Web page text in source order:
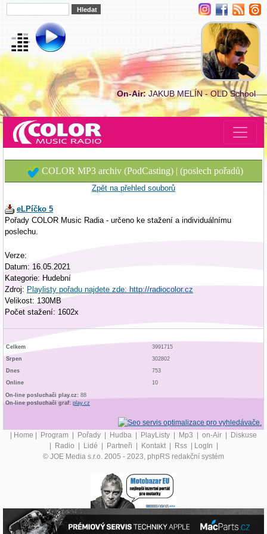
On-Air:JAKUB MELÍN - OLD School
COLOR MP3 archiv (PodCasting) | (poslech pořadů)
Zpět na přehled souborů
eLPíčko 5
Pořady COLOR Music Radia - určeno ke stažení a individuálnímu
poslechu.
Verze:
Datum: 16.05.2021
Kategorie: Hudební
Zdroj: Playlisty pořadu najdete zde: http://radiocolor.cz
Velikost: 130MB
Počet stažení: 1602x
Celkem
3991715
Srpen
302802
Dnes
753
Online
10
On-line posluchači play.cz: 88
On-line posluchači graf: play.cz
| Home | Program | Pořady | Hudba | PlayListy | Mp3 | on-Air | Diskuse
| Radio | Lidé | Partneři | Kontakt | Rss | LogIn |
© JOE Media s.r.o. 2005 - 2023, phpRS redakční systém